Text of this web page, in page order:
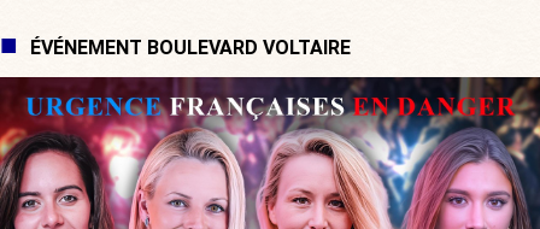
ÉVÉNEMENT BOULEVARD VOLTAIRE